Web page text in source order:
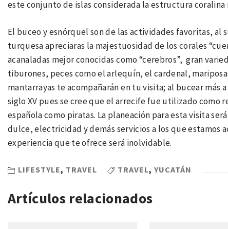
este conjunto de islas considerada la estructura coralina
El buceo y esnórquel son de las actividades favoritas,
turquesa apreciaras la majestuosidad de los corales
acanaladas mejor conocidas como “cerebros”, gran
tiburones, peces como el arlequín, el cardenal,
mantarrayas te acompañarán en tu visita; al bucear más
siglo XV pues se cree que el arrecife fue utilizado como
española como piratas. La planeación para esta visita
dulce, electricidad y demás servicios a los que estamos
experiencia que te ofrece será inolvidable.
LIFESTYLE, TRAVEL TRAVEL, YUCATÁN
Artículos relacionados